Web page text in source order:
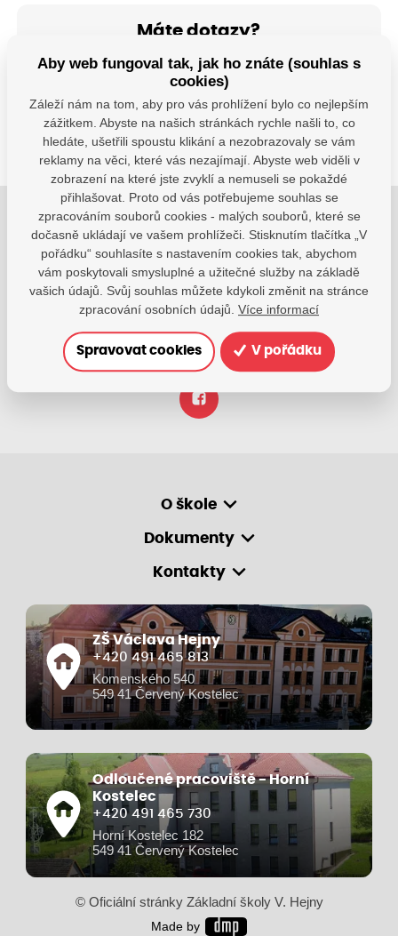
Máte dotazy?
Kontaktujte nás
SDÍLEJTE:
Jsme tu pro Vaše děti.
Jsme k dispozici, pokud potřebujete pomoci.
zsvhejny@zsvhejny.cz
+420 491 465 813
po-pá: 7:30 - 15:30 hod.
O škole
Dokumenty
Kontakty
ZŠ Václava Hejny
+420 491 465 813
Komenského 540
549 41 Červený Kostelec
Odloučené pracoviště - Horní
Kostelec
+420 491 465 730
Horní Kostelec 182
549 41 Červený Kostelec
© Oficiální stránky Základní školy V. Hejny
Made by
Aby web fungoval tak, jak ho znáte (souhlas s
cookies)
Záleží nám na tom, aby pro vás prohlížení bylo co nejlepším
zážitkem. Abyste na našich stránkách rychle našli to, co
hledáte, ušetřili spoustu klikání a nezobrazovaly se vám
reklamy na věci, které vás nezajímají. Abyste web viděli v
zobrazení na které jste zvyklí a nemuseli se pokaždé
přihlašovat. Proto od vás potřebujeme souhlas se
zpracováním souborů cookies - malých souborů, které se
dočasně ukládají ve vašem prohlížeči. Stisknutím tlačítka „V
pořádku“ souhlasíte s nastavením cookies tak, abychom
vám poskytovali smysluplné a užitečné služby na základě
vašich údajů. Svůj souhlas můžete kdykoli změnit na stránce
zpracování osobních údajů. Více informací
Spravovat cookies V pořádku